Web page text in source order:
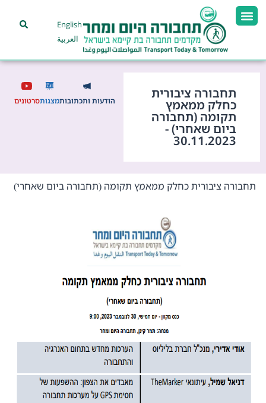
English
العربية
תחבורה ציבורית
כחלק ממאמץ
תקומה (תחבורה
ביום שאחרי) -
30.11.2023
הודעות ותכתובותמצגותסרטונים
תחבורה ציבורית כחלק ממאמץ תקומה (תחבורה ביום שאחרי)